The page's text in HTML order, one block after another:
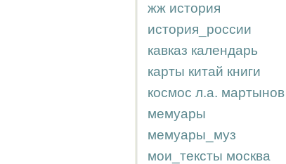
жж история
история_россии
кавказ календарь
карты китай книги
космос л.а. мартынов
мемуары
мемуары_муз
мои_тексты москва